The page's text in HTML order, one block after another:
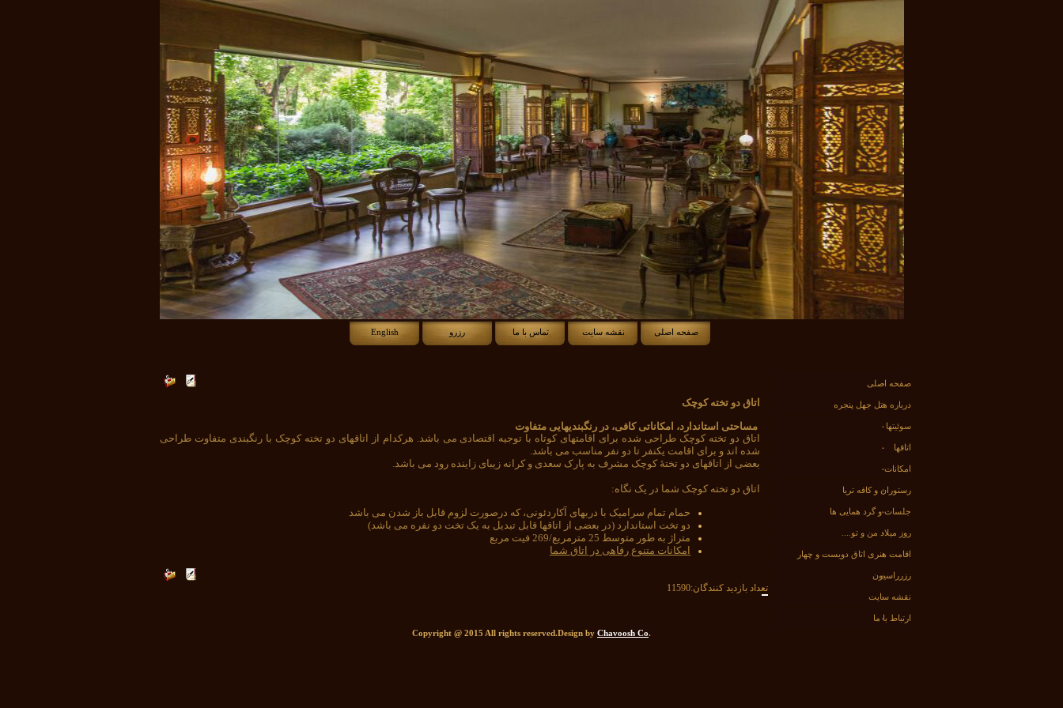
صفحه اصلی نقشه سایت تماس با ما رزرو English
صفحه اصلی
درباره هتل جهل پنجره
سوئیتها
اتاقها
امکانات
رستوران و کافه تریا
جلسات و گرد همایی ها
روز میلاد من و تو....
اقامت هنری اتاق دویست و چهار
رزرراسیون
نقشه سایت
ارتباط با ما
اتاق دو تخته کوچک
مساحتی استاندارد، امکاناتی کافی، در رنگبندیهایی متفاوت
اتاق دو تخته کوچک طراحی شده برای اقامتهای کوتاه با توجیه اقتصادی می باشد. هرکدام از اتاقهای دو تخته کوچک با رنگبندی متفاوت طراحی
شده اند و برای اقامت یکنفر تا دو نفر مناسب می باشد.
بعضی از اتاقهای دو تختۀ کوچک مشرف به پارک سعدی و کرانه زیبای زاینده رود می باشد.
اتاق دو تخته کوچک شما در یک نگاه:
حمام تمام سرامیک با دربهای آکاردئونی، که درصورت لزوم قابل باز شدن می باشد
دو تخت استاندارد (در بعضی از اتاقها قابل تبدیل به یک تخت دو نفره می باشد)
متراژ به طور متوسط 25 مترمربع/
269 فیت مربع
امکانات متنوع رفاهی در اتاق شما
تعداد بازديد کنندگان:11590
.Copyright @ 2015 All rights reserved.Design by
Chavoosh Co